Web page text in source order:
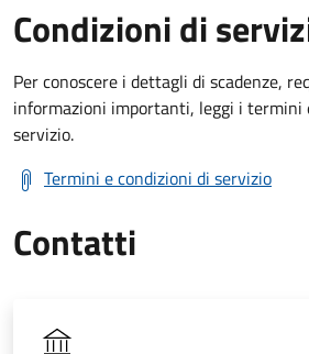
Condizioni di
Per conoscere i dettagli di scadenze,
informazioni importanti, leggi i termini
servizio.
Termini e condizioni di servizio
Contatti